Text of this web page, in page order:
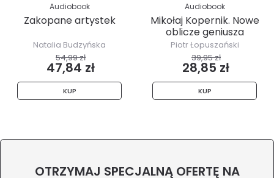
Audiobook
Zakopane artystek
Natalia Budzyńska
54,99 zł
47,84 zł
KUP
Audiobook
Mikołaj Kopernik. Nowe
oblicze geniusza
Piotr Łopuszański
39,95 zł
28,85 zł
KUP
OTRZYMAJ SPECJALNĄ OFERTĘ NA